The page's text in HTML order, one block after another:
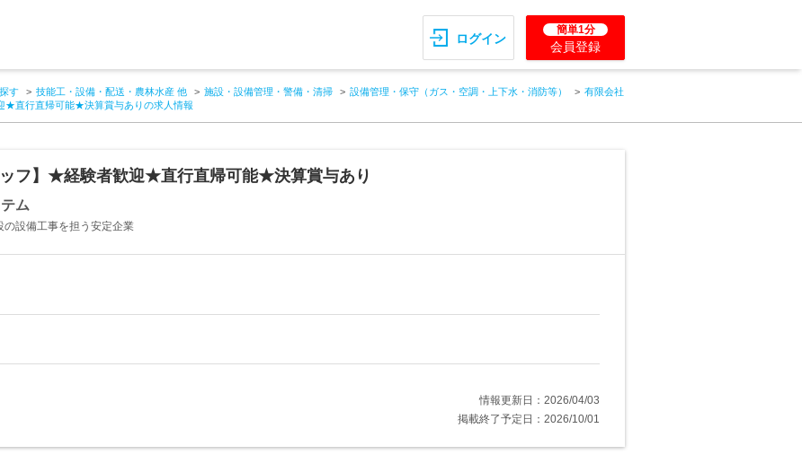
ログイン
簡単1分
会員登録
す 技能工・設備・配送・農林水産 他 施設・設備管理・警備・清掃 設備管理・保守（ガス・空調・上下水・消防等）
有限会社
★直行直帰可能★決算賞与ありの求人情報
ッフ】★経験者歓迎★直行直帰可能★決算賞与あり
ム
設備工事を担う安定企業
情報更新日：2026/04/03
掲載終了予定日：2026/10/01